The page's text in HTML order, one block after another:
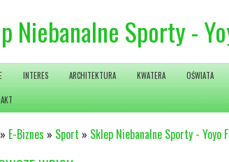
Niebanalne Sporty -
INTERES ARCHITEKTURA KWATERA OŚWIATA
» E-Biznes » Sport » Sklep Niebanalne Sporty - Yoyo